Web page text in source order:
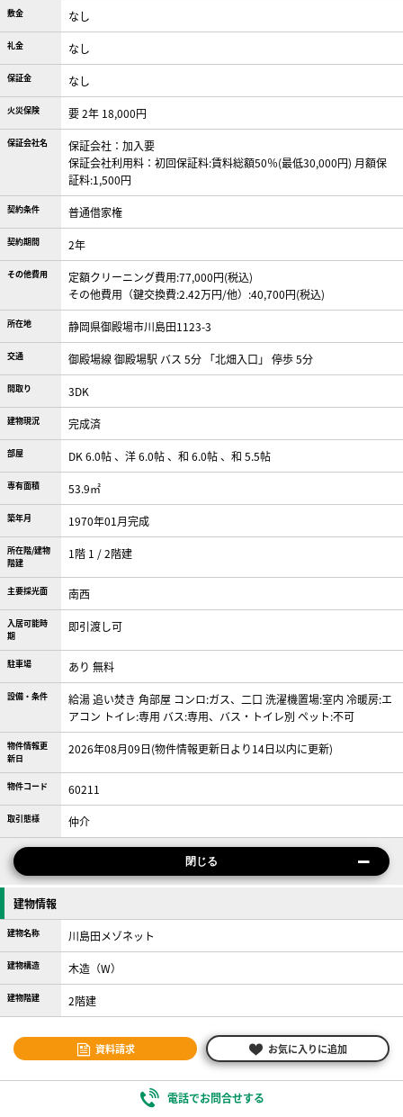
敷金 なし
礼金 なし
保証金 なし
火災保険 要 2年 18,000円
保証会社名
保証会社：加入要
保証会社利用料：初回保証料:賃料総額50％(最低30,000円) 月額保
証料:1,500円
契約条件 普通借家権
契約期間 2年
その他費用
定額クリーニング費用:77,000円(税込)
その他費用（鍵交換費:2.42万円/他）:40,700円(税込)
所在地 静岡県御殿場市川島田1123-3
交通 御殿場線 御殿場駅 バス 5分 「北畑入口」 停歩 5分
間取り 3DK
建物現況 完成済
部屋 DK 6.0帖 、洋 6.0帖 、和 6.0帖 、和 5.5帖
専有面積 53.9㎡
築年月 1970年01月完成
所在階/建物
階建
1階 1 / 2階建
主要採光面 南西
入居可能時
期
即引渡し可
駐車場 あり 無料
設備・条件 給湯追い焚き 角部屋 コンロ:ガス、二口 洗濯機置場:室内 冷暖房:エ
アコン トイレ:専用 バス:専用、バス・トイレ別 ペット:不可
物件情報更
新日
2026年08月09日(物件情報更新日より14日以内に更新)
物件コード 60211
取引態様 仲介
閉じる
建物情報
建物名称 川島田メゾネット
建物構造 木造（W）
建物階建 2階建
資料請求 お気に入りに追加
電話でお問合せする